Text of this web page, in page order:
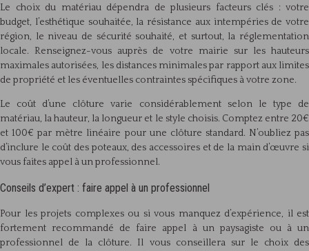
Le choix du matériau dépendra de plusieurs facteurs clés : votre
budget, l’esthétique souhaitée, la résistance aux intempéries de votre
région, le niveau de sécurité souhaité, et surtout, la réglementation
locale. Renseignez-vous auprès de votre mairie sur les hauteurs
maximales autorisées, les distances minimales par rapport aux limites
de propriété et les éventuelles contraintes spécifiques à votre zone.
Le coût d’une clôture varie considérablement selon le type de
matériau, la hauteur, la longueur et le style choisis. Comptez entre 20€
et 100€ par mètre linéaire pour une clôture standard. N’oubliez pas
d’inclure le coût des poteaux, des accessoires et de la main d’œuvre si
vous faites appel à un professionnel.
Conseils d’expert : faire appel à un professionnel
Pour les projets complexes ou si vous manquez d’expérience, il est
fortement recommandé de faire appel à un paysagiste ou à un
professionnel de la clôture. Il vous conseillera sur le choix des